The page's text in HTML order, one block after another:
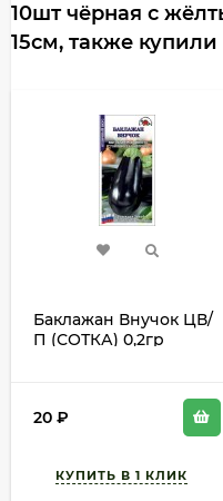
10шт чёрная с
15см, также купили
Баклажан Внучок ЦВ/
П (СОТКА) 0,2гр
20 ₽